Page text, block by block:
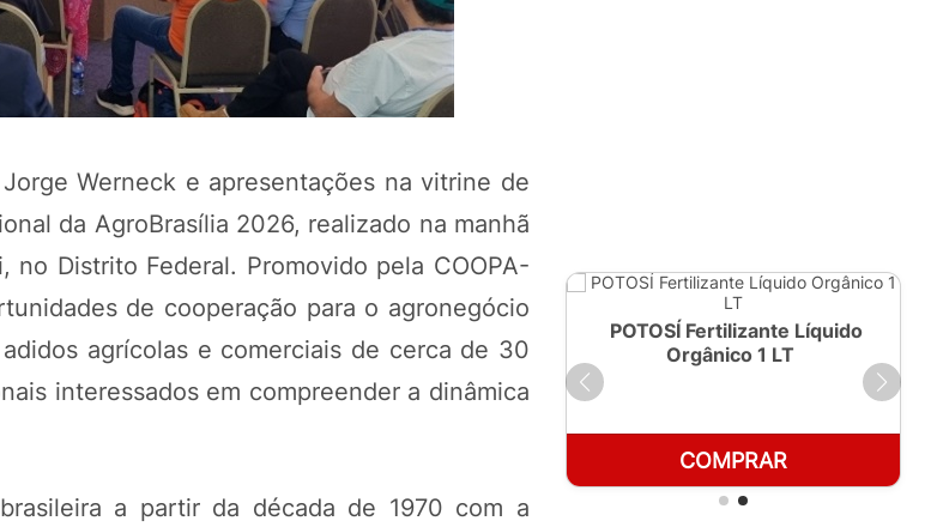
Werneck e apresentações na vitrine de
da AgroBrasília 2026, realizado na manhã
Distrito Federal. Promovido pela COOPA-
de cooperação para o agronegócio
agrícolas e comerciais de cerca de 30
interessados em compreender a dinâmica
a partir da década de 1970 com a
POTOSÍ Fertilizante Líquido
Orgânico 250ml
POTOSÍ Fertilizante Líquido
Orgânico 1 LT
COMPRAR